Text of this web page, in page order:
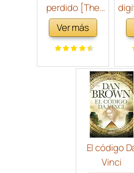
perdido [The
Lost Symbol]
Ver más
El código
Vinci